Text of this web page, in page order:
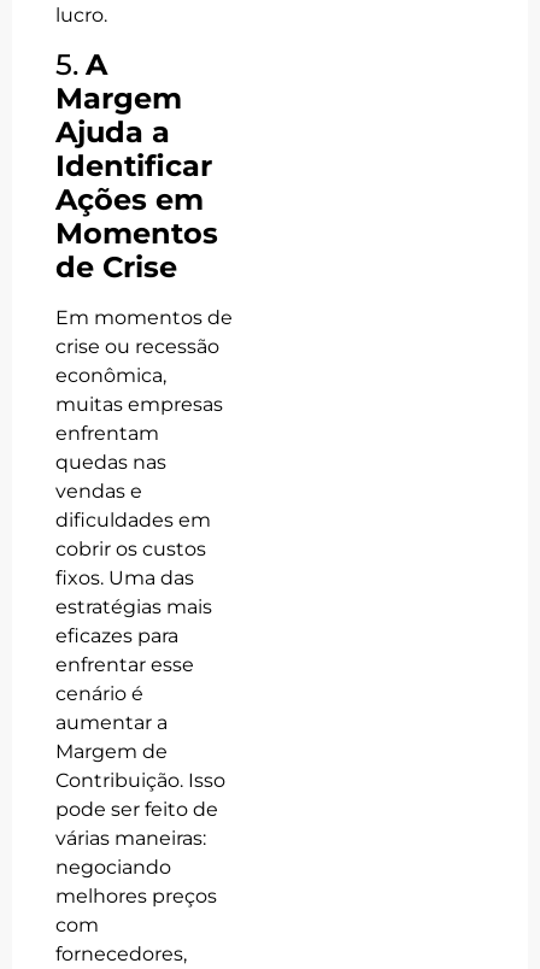
lucro.
5.A
Margem
Ajuda a
Identificar
Ações em
Momentos
de Crise
Em momentos de
crise ou recessão
econômica,
muitas empresas
enfrentam
quedas nas
vendas e
dificuldades em
cobrir os custos
fixos. Uma das
estratégias mais
eficazes para
enfrentar esse
cenário é
aumentar a
Margem de
Contribuição. Isso
pode ser feito de
várias maneiras:
negociando
melhores preços
com
fornecedores,